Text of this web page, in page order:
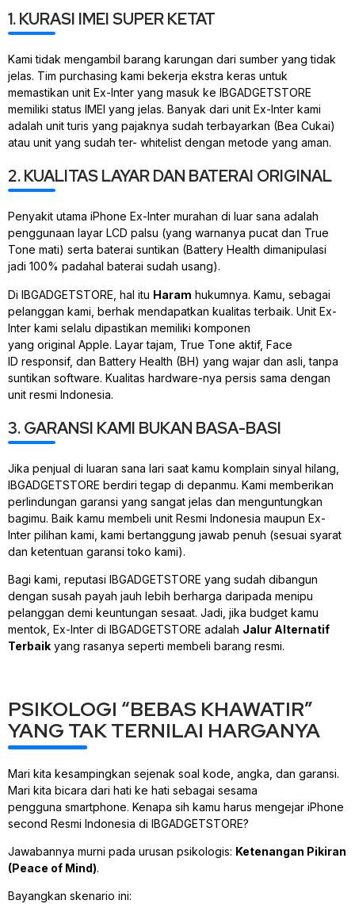
1. KURASI IMEI SUPER KETAT
Kami tidak mengambil barang karungan dari sumber yang tidak
jelas. Tim purchasing kami bekerja ekstra keras untuk
memastikan unit Ex-Inter yang masuk ke IBGADGETSTORE
memiliki status IMEI yang jelas. Banyak dari unit Ex-Inter kami
adalah unit turis yang pajaknya sudah terbayarkan (Bea Cukai)
atau unit yang sudah ter- whitelist dengan metode yang aman.
2. KUALITAS LAYAR DAN BATERAI ORIGINAL
Penyakit utama iPhone Ex-Inter murahan di luar sana adalah
penggunaan layar LCD palsu (yang warnanya pucat dan True
Tone mati) serta baterai suntikan (Battery Health dimanipulasi
jadi 100% padahal baterai sudah usang).
Di IBGADGETSTORE, hal itu Haram hukumnya. Kamu, sebagai
pelanggan kami, berhak mendapatkan kualitas terbaik. Unit Ex-
Inter kami selalu dipastikan memiliki komponen
yang original Apple. Layar tajam, True Tone aktif, Face
ID responsif, dan Battery Health (BH) yang wajar dan asli, tanpa
suntikan software. Kualitas hardware-nya persis sama dengan
unit resmi Indonesia.
3. GARANSI KAMI BUKAN BASA-BASI
Jika penjual di luaran sana lari saat kamu komplain sinyal hilang,
IBGADGETSTORE berdiri tegap di depanmu. Kami memberikan
perlindungan garansi yang sangat jelas dan menguntungkan
bagimu. Baik kamu membeli unit Resmi Indonesia maupun Ex-
Inter pilihan kami, kami bertanggung jawab penuh (sesuai syarat
dan ketentuan garansi toko kami).
Bagi kami, reputasi IBGADGETSTORE yang sudah dibangun
dengan susah payah jauh lebih berharga daripada menipu
pelanggan demi keuntungan sesaat. Jadi, jika budget kamu
mentok, Ex-Inter di IBGADGETSTORE adalah Jalur Alternatif
Terbaik yang rasanya seperti membeli barang resmi.
PSIKOLOGI “BEBAS KHAWATIR”
YANG TAK TERNILAI HARGANYA
Mari kita kesampingkan sejenak soal kode, angka, dan garansi.
Mari kita bicara dari hati ke hati sebagai sesama
pengguna smartphone. Kenapa sih kamu harus mengejar iPhone
second Resmi Indonesia di IBGADGETSTORE?
Jawabannya murni pada urusan psikologis: Ketenangan Pikiran
(Peace of Mind).
Bayangkan skenario ini: